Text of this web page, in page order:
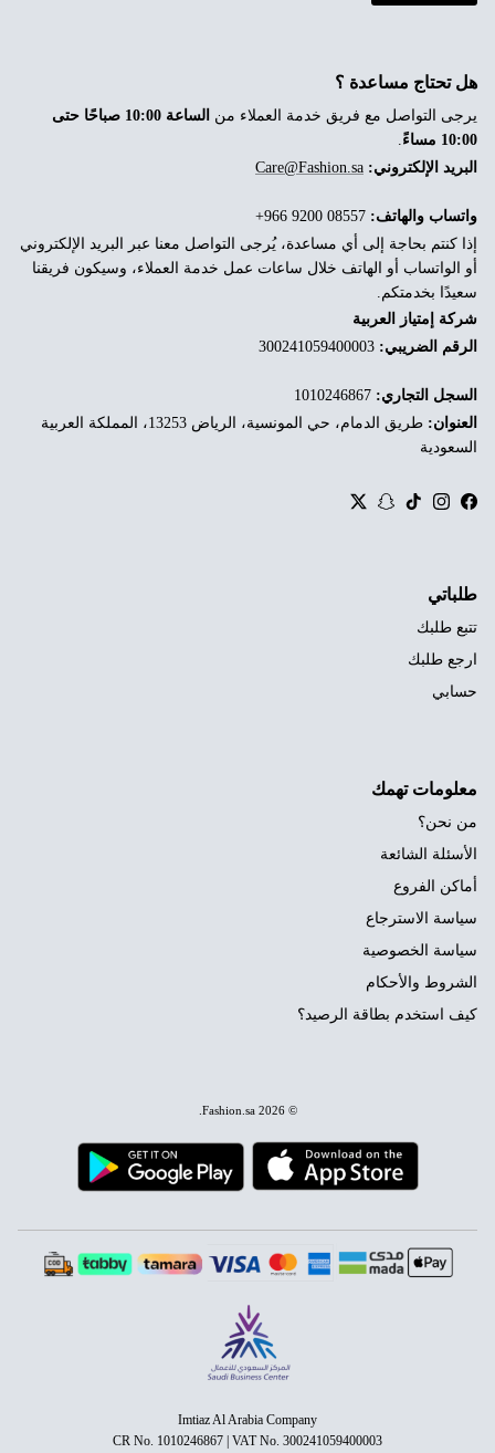
هل تحتاج مساعدة ؟
يرجى التواصل مع فريق خدمة العملاء من
الساعة 10:00 صباحًا حتى
10:00 مساءً
.
البريد الإلكتروني: Care@Fashion.sa
واتساب والهاتف:
إذا كنتم بحاجة إلى أي مساعدة، يُرجى التواصل معنا عبر البريد الإلكتروني
أو الواتساب أو الهاتف خلال ساعات عمل خدمة العملاء، وسيكون فريقنا
سعيدًا بخدمتكم.
شركة إمتياز العربية
الرقم الضريبي:
السجل التجاري:
العنوان:
طريق الدمام، حي المونسية، الرياض 13253، المملكة العربية
السعودية
Facebook
Instagram
TikTok
Snapchat
Twitter
طلباتي
تتبع طلبك
ارجع طلبك
حسابي
معلومات تهمك
من نحن؟
الأسئلة الشائعة
أماكن الفروع
سياسة الاسترجاع
سياسة الخصوصية
الشروط والأحكام
كيف استخدم بطاقة الرصيد؟
© 2026
Fashion.sa
Imtiaz Al Arabia Company
CR No. 1010246867 | VAT No. 300241059400003